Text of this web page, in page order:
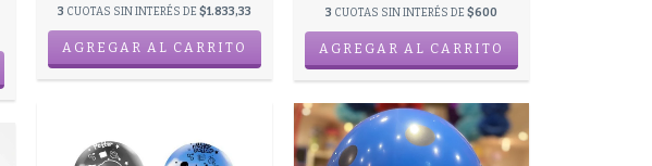
3 CUOTAS SIN INTERÉS DE$1.833,33 3 CUOTAS SIN INTERÉS DE$600